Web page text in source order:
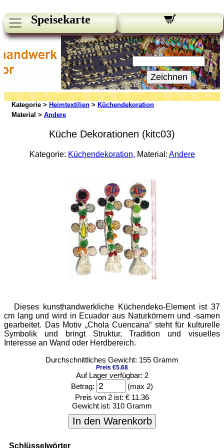
Speisekarte
Unsere Newsletter:
Ihre E-Mail:
Zeichnen
Kategorie > Heimtextilien > Küchendekoration
Material > Andere
Küche Dekorationen (kitc03)
Kategorie: Küchendekoration, Material: Andere
Dieses kunsthandwerkliche Küchendeko-Element ist 37
cm lang und wird in Ecuador aus Naturkörnern und -samen
gearbeitet. Das Motiv „Chola Cuencana“ steht für kulturelle
Symbolik und bringt Struktur, Tradition und visuelles
Interesse an Wand oder Herdbereich.
Durchschnittliches Gewicht: 155 Gramm
Preis €5.68
Auf Lager verfügbar: 2
Betrag:
(max 2)
Preis von 2 ist: € 11.36
Gewicht ist: 310 Gramm
In den Warenkorb
Schlüsselwörter